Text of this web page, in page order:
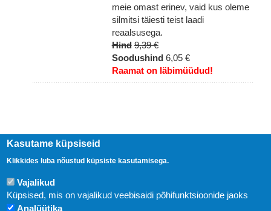
meie omast erinev, vaid kus oleme
silmitsi täiesti teist laadi
reaalsusega.
Hind 9,39 €
Soodushind 6,05 €
Raamat on läbimüüdud!
Kasutame küpsiseid
Klikkides luba nõustud küpsiste kasutamisega.
Vajalikud
Küpsised, mis on vajalikud veebisaidi põhifunktsioonide jaoks
Analüütika